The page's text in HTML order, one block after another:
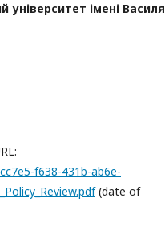
імені Василя
f638-431b-ab6e-
(date of